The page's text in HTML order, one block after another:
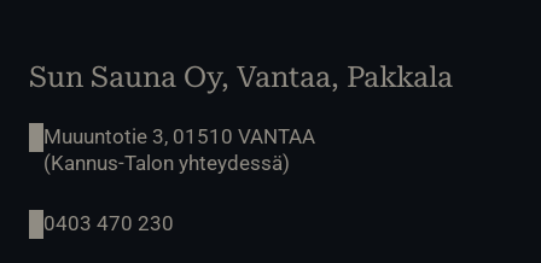
Sun Sauna Oy, Vantaa, Pakkala
Muuuntotie 3, 01510 VANTAA
(Kannus-Talon yhteydessä)
0403 470 230